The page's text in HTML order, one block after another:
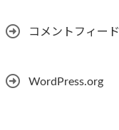
コメントフィード
WordPress.org